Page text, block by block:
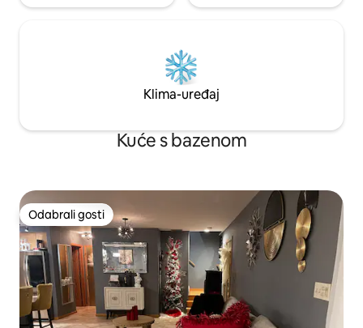
Klima-uređaj
Kuće s bazenom
Odabrali gosti
Odabrali gosti